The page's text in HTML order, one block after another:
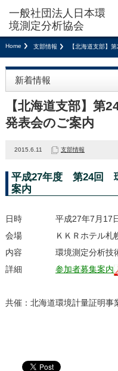
Home 支部情報 【北海道支部】
新着情報
【北海道支部】
発表会のご案内
2015.6.11 支部情報
平成27年度 第24回
案内
日時 平成27年7月17日(
会場 ＫＫＲホテル札幌（
内容 環境測定分析技術
詳細 参加者募集案内
共催：北海道環境計量証明事